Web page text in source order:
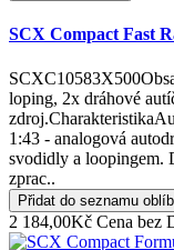
SCX Compact Fast
loping, 2x dráhové
1:43 - analogová
svodidly a loopingem.
zprac..
Přidat do seznamu
2 184,00Kč Cena bez